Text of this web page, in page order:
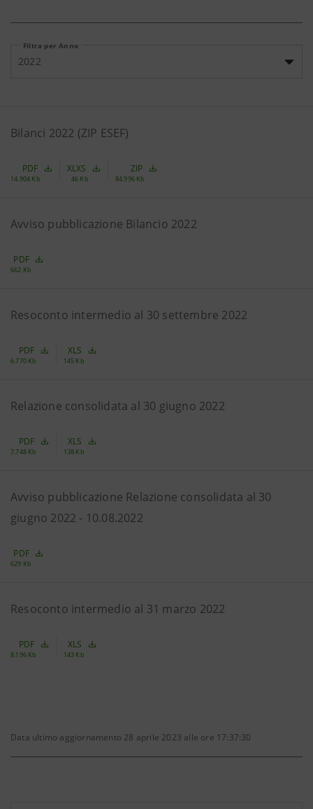
Filtra per Anno
2022
Bilanci 2022 (ZIP ESEF)
PDF
14.904 Kb
XLXS
46 Kb
ZIP
84.996 Kb
Avviso pubblicazione Bilancio 2022
PDF
662 Kb
Resoconto intermedio al 30 settembre 2022
PDF
6.770 Kb
XLS
145 Kb
Relazione consolidata al 30 giugno 2022
PDF
7.748 Kb
XLS
138 Kb
Avviso pubblicazione Relazione consolidata al 30
giugno 2022 - 10.08.2022
PDF
629 Kb
Resoconto intermedio al 31 marzo 2022
PDF
8.196 Kb
XLS
143 Kb
Data ultimo aggiornamento 28 aprile 2023 alle ore 17:37:30